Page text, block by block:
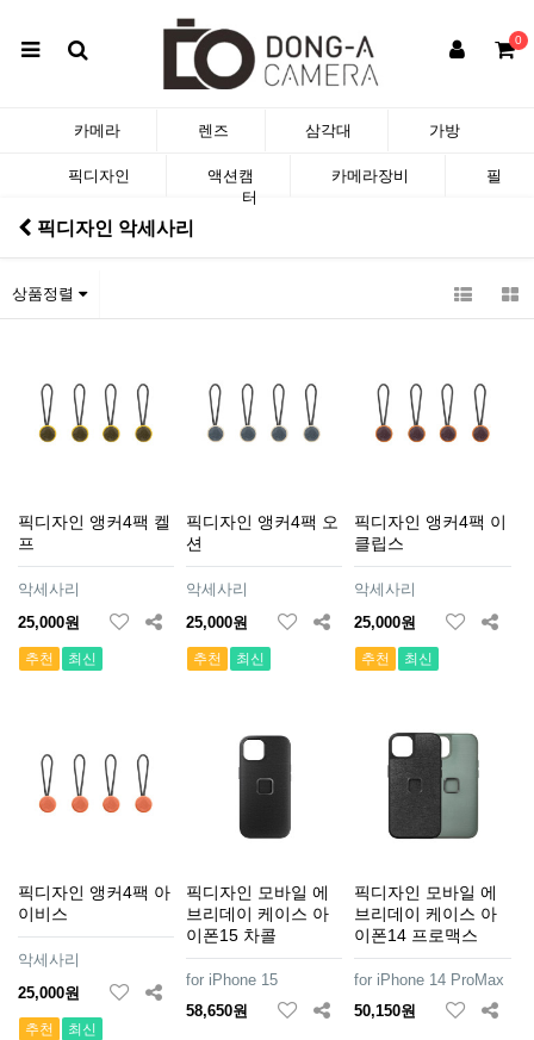
0
카메라 렌즈 삼각대 가방
픽디자인 액션캠 카메라장비
필
터
픽디자인 악세사리
상품정렬
픽디자인 앵커4팩 켈
프
악세사리
25,000원
추천 최신
픽디자인 앵커4팩 오
션
악세사리
25,000원
추천 최신
픽디자인 앵커4팩 이
클립스
악세사리
25,000원
추천 최신
픽디자인 앵커4팩 아
이비스
악세사리
25,000원
추천 최신
픽디자인 모바일 에
브리데이 케이스 아
이폰15 차콜
for iPhone 15
58,650원
픽디자인 모바일 에
브리데이 케이스 아
이폰14 프로맥스
for iPhone 14 ProMax
50,150원